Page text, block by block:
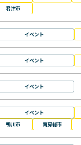
君津市
イベント
イベント
イベント
イベント
鴨川市
南房総市